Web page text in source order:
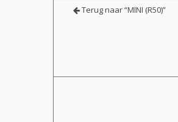
Terug naar “MINI (R50)”